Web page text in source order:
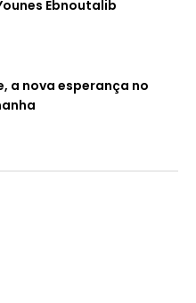
Ebnoutalib
a nova esperança no